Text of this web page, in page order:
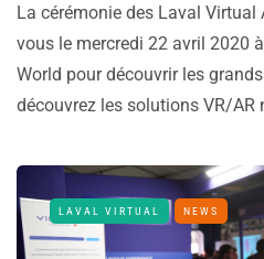
La cérémonie des Laval Virtual
vous le mercredi 22 avril 2020
World pour découvrir les
découvrez les solutions VR/
LAVAL VIRTUAL NEWS